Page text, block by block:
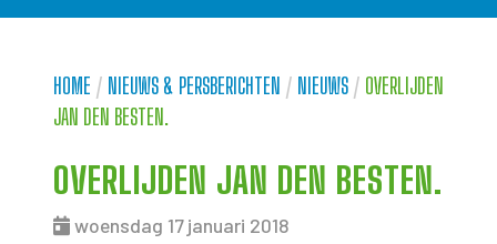
HOME / NIEUWS & PERSBERICHTEN / NIEUWS / OVERLIJDEN
JAN DEN BESTEN.
OVERLIJDEN JAN DEN BESTEN.
woensdag 17 januari 2018